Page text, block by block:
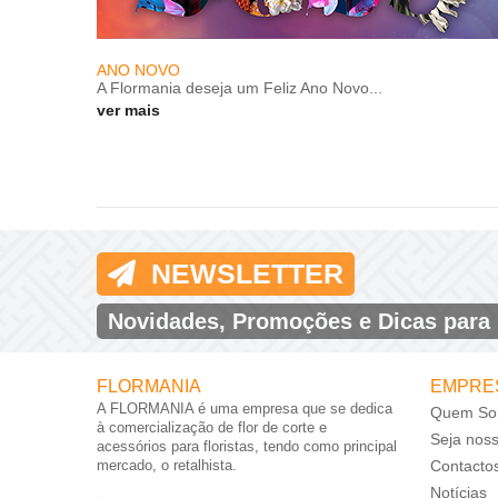
ANO NOVO
A Flormania deseja um Feliz Ano Novo...
ver mais
NEWSLETTER
Novidades, Promoções e Dicas para
FLORMANIA
A FLORMANIA é uma empresa que se dedica
à comercialização de flor de corte e
acessórios para floristas, tendo como principal
mercado, o retalhista.
Quem
Seja
Notícias